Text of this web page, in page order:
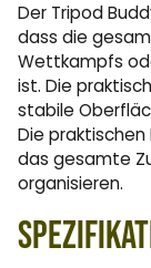
Der Tripod
dass die
Wettkampfs
ist. Die
stabile
Die
das gesamte
organisieren.